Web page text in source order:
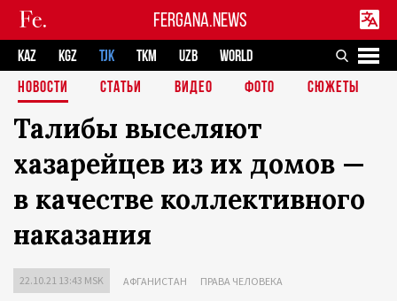
FERGANA.NEWS
KAZ KGZ TJK TKM UZB
WORLD
НОВОСТИ
СТАТЬИ ВИДЕО ФОТО СЮЖЕТЫ
Талибы выселяют
хазарейцев из их домов —
в качестве коллективного
наказания
22.10.21 13:43 MSK АФГАНИСТАН ПРАВА ЧЕЛОВЕКА